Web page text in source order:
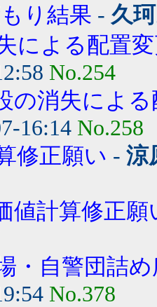
り結果 - 久
による配置
No.254
の消失によ
16:14 No.258
修正願い - 涼
値計算修正願
・自警団詰
No.378